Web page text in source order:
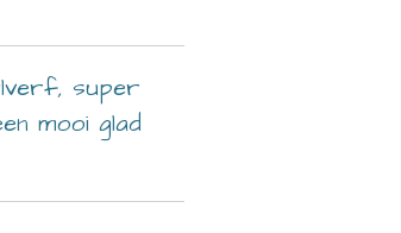
super
mooi glad